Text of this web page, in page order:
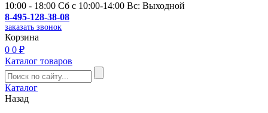
10:00 - 18:00 Сб с 10:00-14:00 Вс: Выходной
8-495-128-38-08
заказать звонок
Корзина
0 0 ₽
Каталог товаров
Каталог
Назад